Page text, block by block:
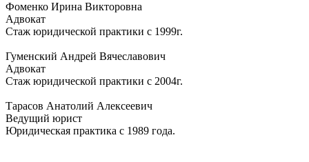
Фоменко Ирина Викторовна
Адвокат
Стаж юридической практики с 1999г.
Гуменский Андрей Вячеславович
Адвокат
Стаж юридической практики с 2004г.
Тарасов Анатолий Алексеевич
Ведущий юрист
Юридическая практика с 1989 года.